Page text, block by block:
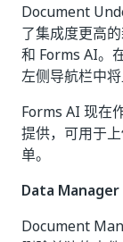
Document
了集成度更高
和 Forms AI。
左侧导航栏中
Forms AI 现在
提供，可用于
单。
Data Manager
Document